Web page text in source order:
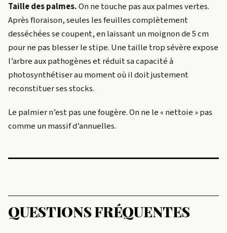
Taille des palmes.On ne touche pas aux palmes vertes.
Après floraison, seules les feuilles complètement
desséchées se coupent, en laissant un moignon de 5 cm
pour ne pas blesser le stipe. Une taille trop sévère expose
l’arbre aux pathogènes et réduit sa capacité à
photosynthétiser au moment où il doit justement
reconstituer ses stocks.
Le palmier n’est pas une fougère. On ne le « nettoie » pas
comme un massif d’annuelles.
QUESTIONS FRÉQUENTES